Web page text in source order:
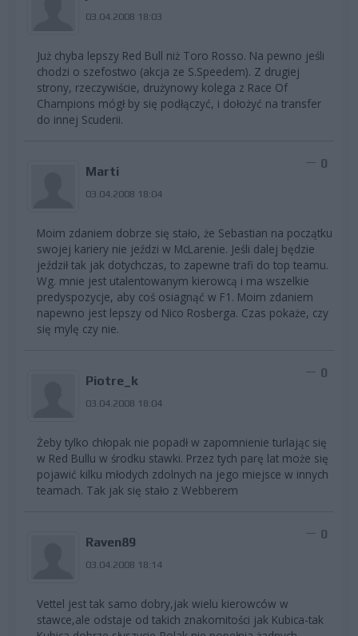
03.04.2008 18:03
Już chyba lepszy Red Bull niż Toro Rosso. Na pewno jeśli
chodzi o szefostwo (akcja ze S.Speedem). Z drugiej
strony, rzeczywiście, drużynowy kolega z Race Of
Champions mógł by się podłączyć, i dołożyć na transfer
do innej Scuderii.
Marti
03.04.2008 18:04
0
Moim zdaniem dobrze się stało, że Sebastian na początku
swojej kariery nie jeździ w McLarenie. Jeśli dalej będzie
jeździł tak jak dotychczas, to zapewne trafi do top teamu.
Wg. mnie jest utalentowanym kierowcą i ma wszelkie
predyspozycje, aby coś osiagnąć w F1. Moim zdaniem
napewno jest lepszy od Nico Rosberga. Czas pokaże, czy
się mylę czy nie.
Piotre_k
03.04.2008 18:04
0
Żeby tylko chłopak nie popadł w zapomnienie turlając się
w Red Bullu w środku stawki. Przez tych parę lat może się
pojawić kilku młodych zdolnych na jego miejsce w innych
teamach. Tak jak się stało z Webberem
Raven89
03.04.2008 18:14
0
Vettel jest tak samo dobry,jak wielu kierowców w
stawce,ale odstaje od takich znakomitości jak Kubica-tak